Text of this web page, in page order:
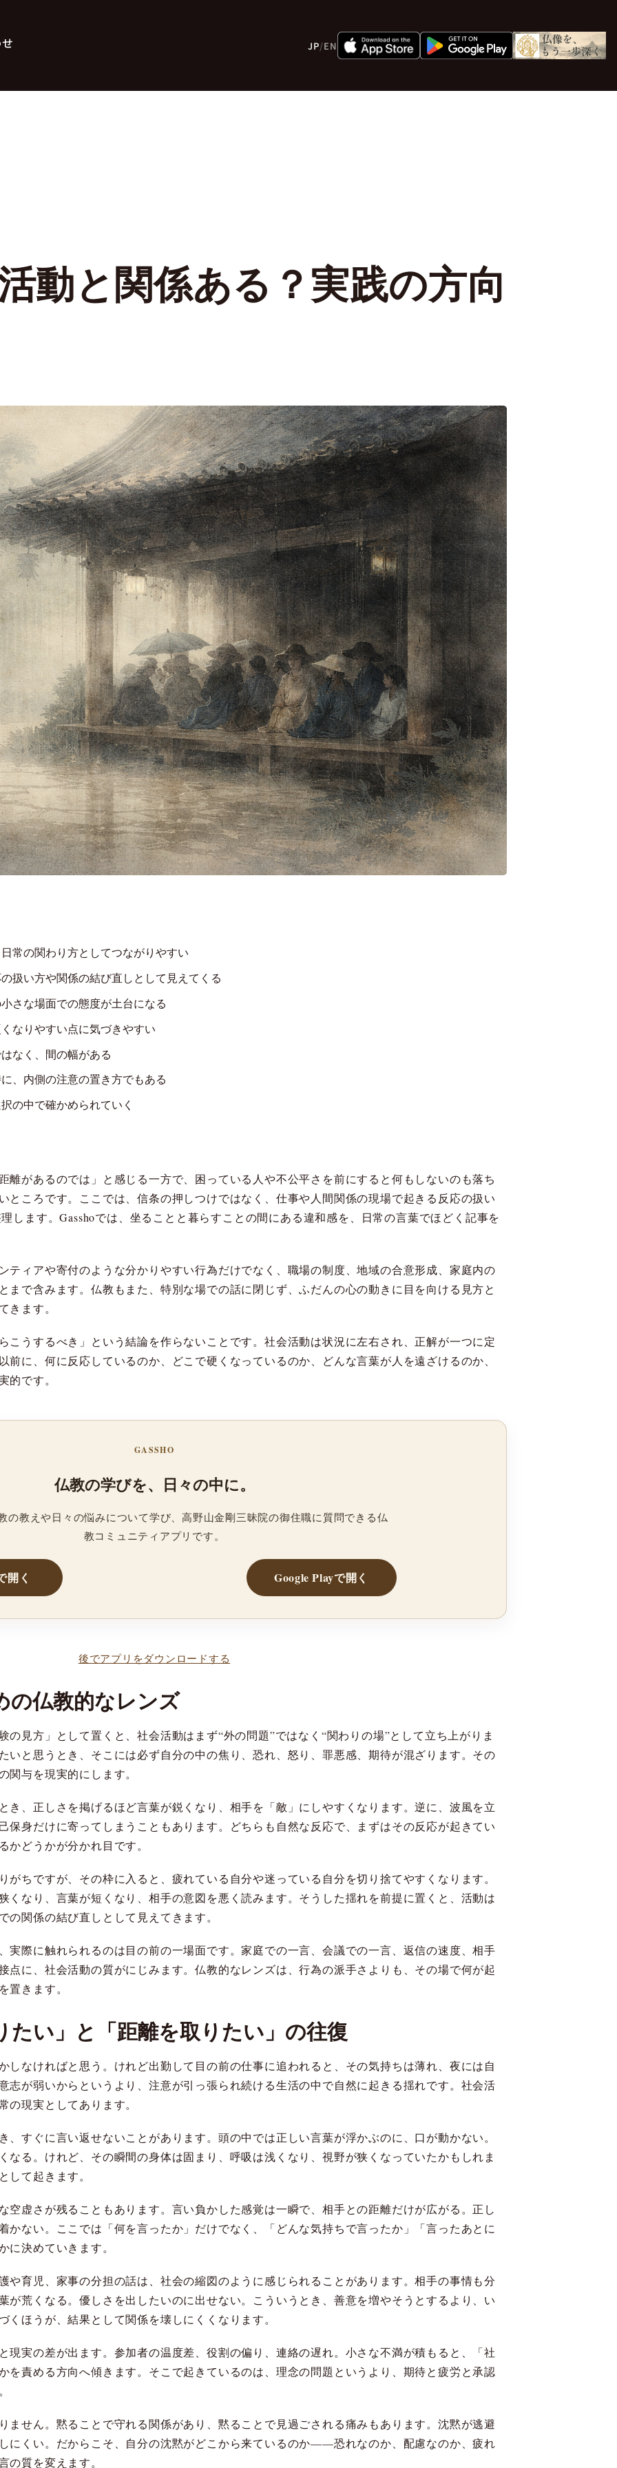
JP/EN
動と関係ある？実践の方向
常の関わり方としてつながりやすい
扱い方や関係の結び直しとして見えてくる
さな場面での態度が土台になる
なりやすい点に気づきやすい
なく、間の幅がある
、内側の注意の置き方でもある
の中で確かめられていく
離があるのでは」と感じる一方で、困っている人や不公平さを前にすると何もしないのも落ち
ころです。ここでは、信条の押しつけではなく、仕事や人間関係の現場で起きる反応の扱い
します。Gasshoでは、坐ることと暮らすことの間にある違和感を、日常の言葉でほどく記事を
ティアや寄付のような分かりやすい行為だけでなく、職場の制度、地域の合意形成、家庭内の
まで含みます。仏教もまた、特別な場での話に閉じず、ふだんの心の動きに目を向ける見方と
きます。
こうするべき」という結論を作らないことです。社会活動は状況に左右され、正解が一つに定
前に、何に反応しているのか、どこで硬くなっているのか、どんな言葉が人を遠ざけるのか、
的です。
GASSHO
仏教の学びを、日々の中に。
の教えや日々の悩みについて学び、高野山金剛三昧院の御住職に質問できる仏
教コミュニティアプリです。
開く Google Playで開く
後でアプリをダウンロードする
の仏教的なレンズ
の見方」として置くと、社会活動はまず“外の問題”ではなく“関わりの場”として立ち上がりま
いと思うとき、そこには必ず自分の中の焦り、恐れ、怒り、罪悪感、期待が混ざります。その
関与を現実的にします。
き、正しさを掲げるほど言葉が鋭くなり、相手を「敵」にしやすくなります。逆に、波風を立
保身だけに寄ってしまうこともあります。どちらも自然な反応で、まずはその反応が起きてい
どうかが分かれ目です。
がちですが、その枠に入ると、疲れている自分や迷っている自分を切り捨てやすくなります。
くなり、言葉が短くなり、相手の意図を悪く読みます。そうした揺れを前提に置くと、活動は
関係の結び直しとして見えてきます。
実際に触れられるのは目の前の一場面です。家庭での一言、会議での一言、返信の速度、相手
点に、社会活動の質がにじみます。仏教的なレンズは、行為の派手さよりも、その場で何が起
置きます。
たい」と「距離を取りたい」の往復
しなければと思う。けれど出勤して目の前の仕事に追われると、その気持ちは薄れ、夜には自
志が弱いからというより、注意が引っ張られ続ける生活の中で自然に起きる揺れです。社会活
の現実としてあります。
、すぐに言い返せないことがあります。頭の中では正しい言葉が浮かぶのに、口が動かない。
なる。けれど、その瞬間の身体は固まり、呼吸は浅くなり、視野が狭くなっていたかもしれま
して起きます。
空虚さが残ることもあります。言い負かした感覚は一瞬で、相手との距離だけが広がる。正し
かない。ここでは「何を言ったか」だけでなく、「どんな気持ちで言ったか」「言ったあとに
に決めていきます。
や育児、家事の分担の話は、社会の縮図のように感じられることがあります。相手の事情も分
が荒くなる。優しさを出したいのに出せない。こういうとき、善意を増やそうとするより、い
ほうが、結果として関係を壊しにくくなります。
現実の差が出ます。参加者の温度差、役割の偏り、連絡の遅れ。小さな不満が積もると、「社
を責める方向へ傾きます。そこで起きているのは、理念の問題というより、期待と疲労と承認
ません。黙ることで守れる関係があり、黙ることで見過ごされる痛みもあります。沈黙が逃避
にくい。だからこそ、自分の沈黙がどこから来ているのか——恐れなのか、配慮なのか、疲れ
質を変えます。